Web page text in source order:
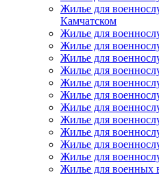
Жилье для
Камчатском
Жилье для
Жилье для
Жилье для
Жилье для
Жилье для
Жилье для
Жилье для
Жилье для
Жилье для
Жилье для
Жилье для
Жилье для военных